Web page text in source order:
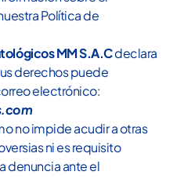
Política de
MM S.A.Cdeclara
derechos puede
electrónico:
no impide acudir a otras
ni es requisito
denuncia ante el